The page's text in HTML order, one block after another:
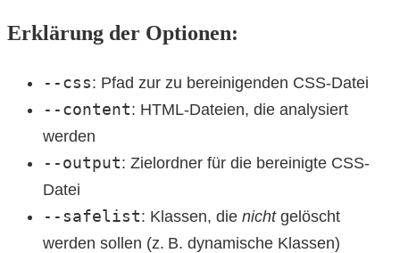
Erklärung der Optionen:
--css: Pfad zur zu bereinigenden CSS-Datei
--content: HTML-Dateien, die analysiert
werden
--output: Zielordner für die bereinigte CSS-
Datei
--safelist: Klassen, die nichtgelöscht
werden sollen (z. B. dynamische Klassen)